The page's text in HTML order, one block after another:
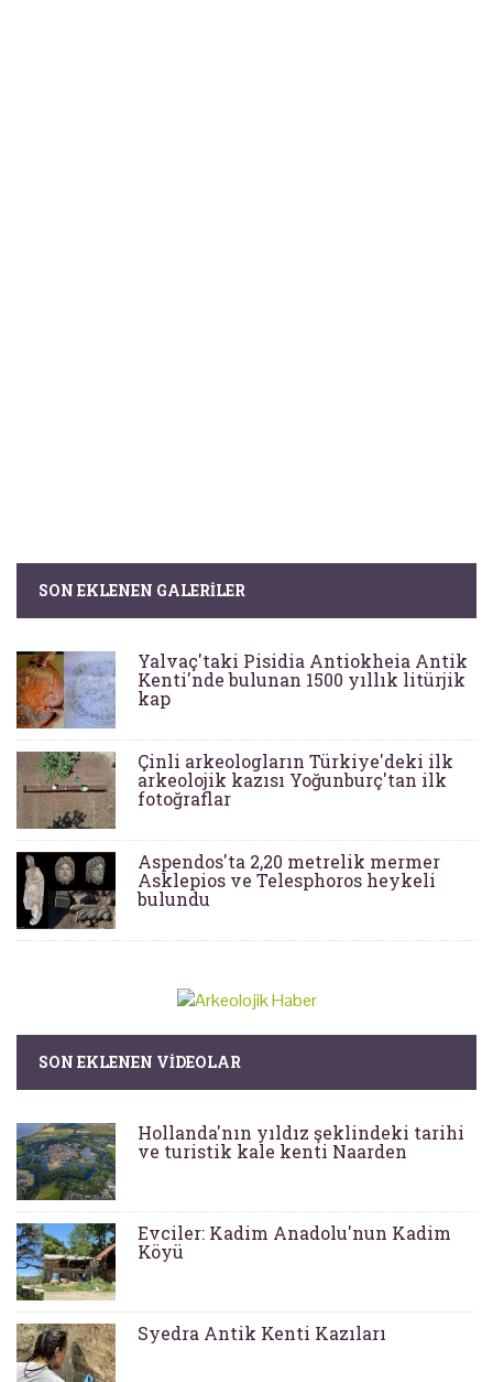
SON EKLENEN GALERILER
Yalvaç'taki Pisidia Antiokheia Antik
Kenti'nde bulunan 1500 yıllık litürjik
kap
Çinli arkeologların Türkiye'deki ilk
arkeolojik kazısı Yoğunburç'tan ilk
fotoğraflar
Aspendos'ta 2,20 metrelik mermer
Asklepios ve Telesphoros heykeli
bulundu
SON EKLENEN VIDEOLAR
Hollanda'nın yıldız şeklindeki tarihi
ve turistik kale kenti Naarden
Evciler: Kadim Anadolu'nun Kadim
Köyü
Syedra Antik Kenti Kazıları